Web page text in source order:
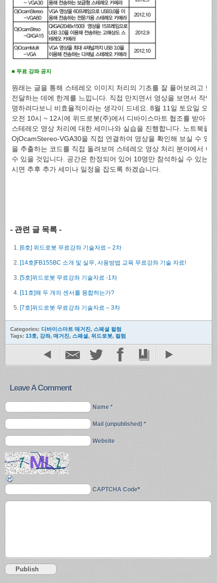
■ 무료 강좌 공지
원래는 글을 통해 스테레오 이미지 처리의 기초를 잘 풀어보려고 했
전달하는 데에 한계를 느낍니다. 직접 만지면서 영상을 보면서 작업
명하려다보니 비효율적이라는 생각이 드네요. 8월 11일 토요일 오
오전 10시 ~ 12시에 위드로봇(주)에서 디바이스마트 협조를 받아
스테레오 영상 처리에 대한 세미나와 실습을 진행합니다. 노트북을
OjOcamStereo-VGA30을 직접 연결하여 영상을 확인해 보실 수 있
을 추출하는 코드를 직접 돌려보며 스테레오 영상 처리 분야에서 이
수 있을 것입니다. 공간은 한정되어 있어 10명만 참석하실 수 있는
시면 추후 추가 세미나 일정을 잡도록 하겠습니다.
- 관련 글 목록 -
[6호] 위드로봇 무료강좌 기술자료 – 2차
[14호]FB155BC 소개 및 실무, 사용방법 교육 무료강좌 기술 자료!
[5호]위드로봇 무료강좌 기술자료 -1차
[11호]왜 두 개의 센서를 융합하는가?
[7호]위드로봇 무료강좌 기술자료 – 3차
Categories: 디바이스마트 매거진, 스페셜 컬럼
Tags: 13호, 강좌, 매거진, 스페셜, 위드로봇, 컬럼
Leave A Comment
Name *
Mail (unpublished) *
Website
CAPTCHA Code*